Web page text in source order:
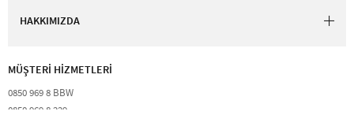
HAKKIMIZDA
MÜŞTERİ HİZMETLERİ​
0850 969 8 BBW​
0850 969 8 229​​